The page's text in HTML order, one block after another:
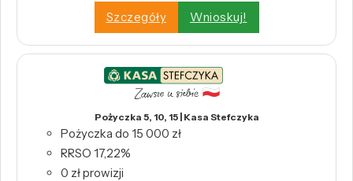
Szczegóły
Wnioskuj!
Pożyczka 5, 10, 15 | Kasa Stefczyka
Pożyczka do 15 000 zł
RRSO 17,22%
0 zł prowizji